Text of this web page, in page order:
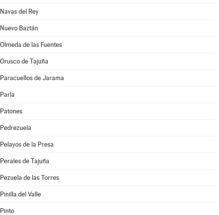
Navas del Rey
Nuevo Baztán
Olmeda de las Fuentes
Orusco de Tajuña
Paracuellos de Jarama
Parla
Patones
Pedrezuela
Pelayos de la Presa
Perales de Tajuña
Pezuela de las Torres
Pinilla del Valle
Pinto